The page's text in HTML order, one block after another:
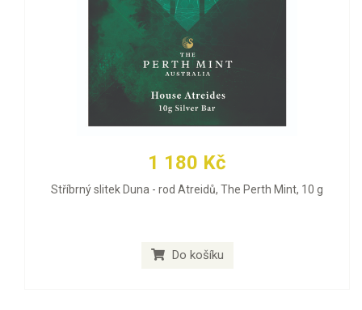
1 180 Kč
Stříbrný slitek Duna - rod Atreidů, The Perth Mint, 10 g
Do košíku